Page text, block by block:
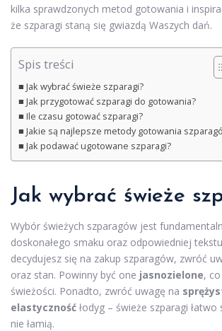
kilka sprawdzonych metod gotowania i
że szparagi staną się gwiazdą Waszych dań.
Spis treści
Jak wybrać świeże szparagi?
Jak przygotować szparagi do gotowania?
Ile czasu gotować szparagi?
Jakie są najlepsze metody gotowania
Jak podawać ugotowane szparagi?
Jak wybrać świeże
Wybór świeżych szparagów jest
doskonałego smaku oraz odpowiedniej
decydujesz się na zakup szparagów, zwróć
oraz stan. Powinny być one jasnozielone,
świeżości. Ponadto, zwróć uwagę na
elastyczność łodyg – świeże szparagi łatwo
nie łamią.